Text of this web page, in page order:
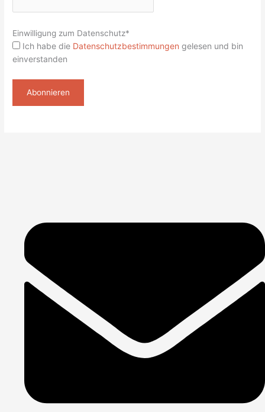
Einwilligung zum Datenschutz*
Ich habe die Datenschutzbestimmungengelesen und bin
einverstanden